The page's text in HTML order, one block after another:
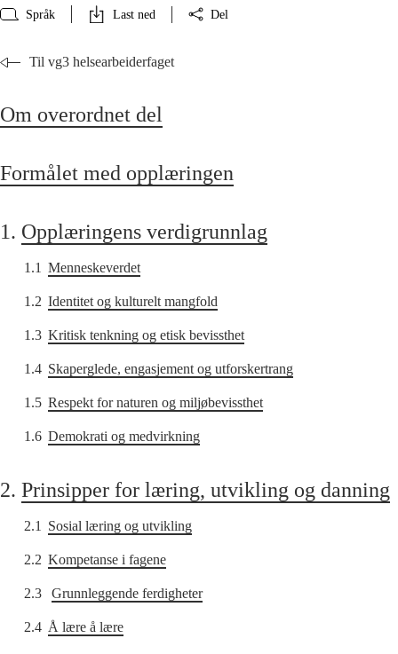
Språk Last ned Del
Til vg3 helsearbeiderfaget
Om overordnet del
Formålet med opplæringen
1. Opplæringens verdigrunnlag
1.1 Menneskeverdet
1.2 Identitet og kulturelt mangfold
1.3 Kritisk tenkning og etisk bevissthet
1.4 Skaperglede, engasjement og utforskertrang
1.5 Respekt for naturen og miljøbevissthet
1.6 Demokrati og medvirkning
2. Prinsipper for læring, utvikling og danning
2.1 Sosial læring og utvikling
2.2 Kompetanse i fagene
2.3 Grunnleggende ferdigheter
2.4 Å lære å lære